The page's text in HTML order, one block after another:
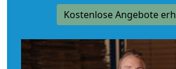
Kostenlose Angebote